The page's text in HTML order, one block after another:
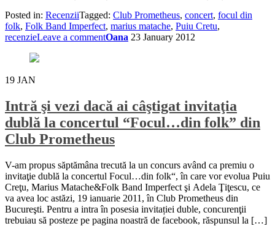
Posted in: RecenziiTagged: Club Prometheus, concert, focul din
folk, Folk Band Imperfect, marius matache, Puiu Cretu,
recenzieLeave a commentOana 23 January 2012
19 JAN
Intră şi vezi dacă ai câştigat invitaţia
dublă la concertul “Focul…din folk” din
Club Prometheus
V-am propus săptămâna trecută la un concurs având ca premiu o
invitaţie dublă la concertul Focul…din folk“, în care vor evolua Puiu
Creţu, Marius Matache&Folk Band Imperfect şi Adela Ţiţescu, ce
va avea loc astăzi, 19 ianuarie 2011, în Club Prometheus din
Bucureşti. Pentru a intra în posesia invitației duble, concurenţii
trebuiau să posteze pe pagina noastră de facebook, răspunsul la […]